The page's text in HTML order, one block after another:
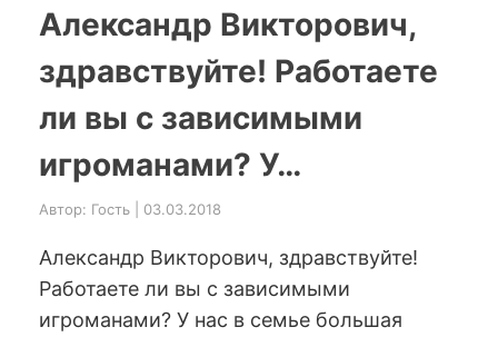
Александр Викторович,
здравствуйте! Работаете
ли вы с зависимыми
игроманами? У…
Автор: Гость | 03.03.2018
Александр Викторович, здравствуйте!
Работаете ли вы с зависимыми
игроманами? У нас в семье большая